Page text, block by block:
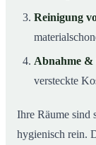
Reinigung
Abnahme &
versteckte
Ihre Räume sind
hygienisch rein.